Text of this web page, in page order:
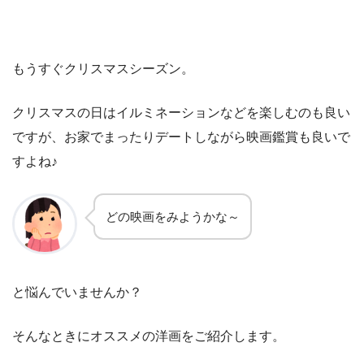
もうすぐクリスマスシーズン。
クリスマスの日はイルミネーションなどを楽しむのも良い
ですが、お家でまったりデートしながら映画鑑賞も良いで
すよね♪
どの映画をみようかな～
と悩んでいませんか？
そんなときにオススメの洋画をご紹介します。